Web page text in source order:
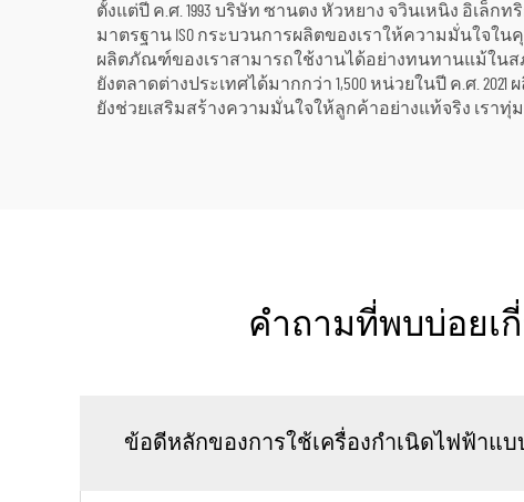
ตั้งแต่ปี ค.ศ. 1993 บริษัท ซานตง หัวหยาง จวินเหนิง อิเล็
มาตรฐาน ISO กระบวนการผลิตของเราให้ความมั่นใจ
ผลิตภัณฑ์ของเราสามารถใช้งานได้อย่างทนทานแม้ใน
ยังตลาดต่างประเทศได้มากกว่า 1,500 หน่วยในปี ค.ศ.
ยังช่วยเสริมสร้างความมั่นใจให้ลูกค้าอย่างแท้จริง เร
คำถามที่พบบ่อยเ
ข้อดีหลักของการใช้เครื่องกำเนิดไฟฟ้าแ